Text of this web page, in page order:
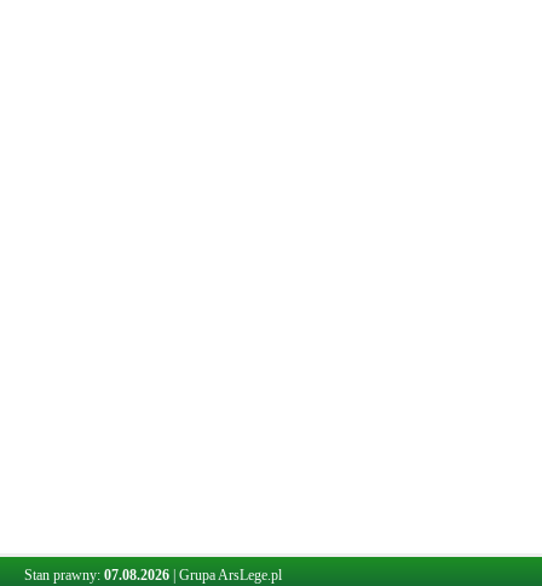
Stan prawny: 07.08.2026 Grupa ArsLege.pl